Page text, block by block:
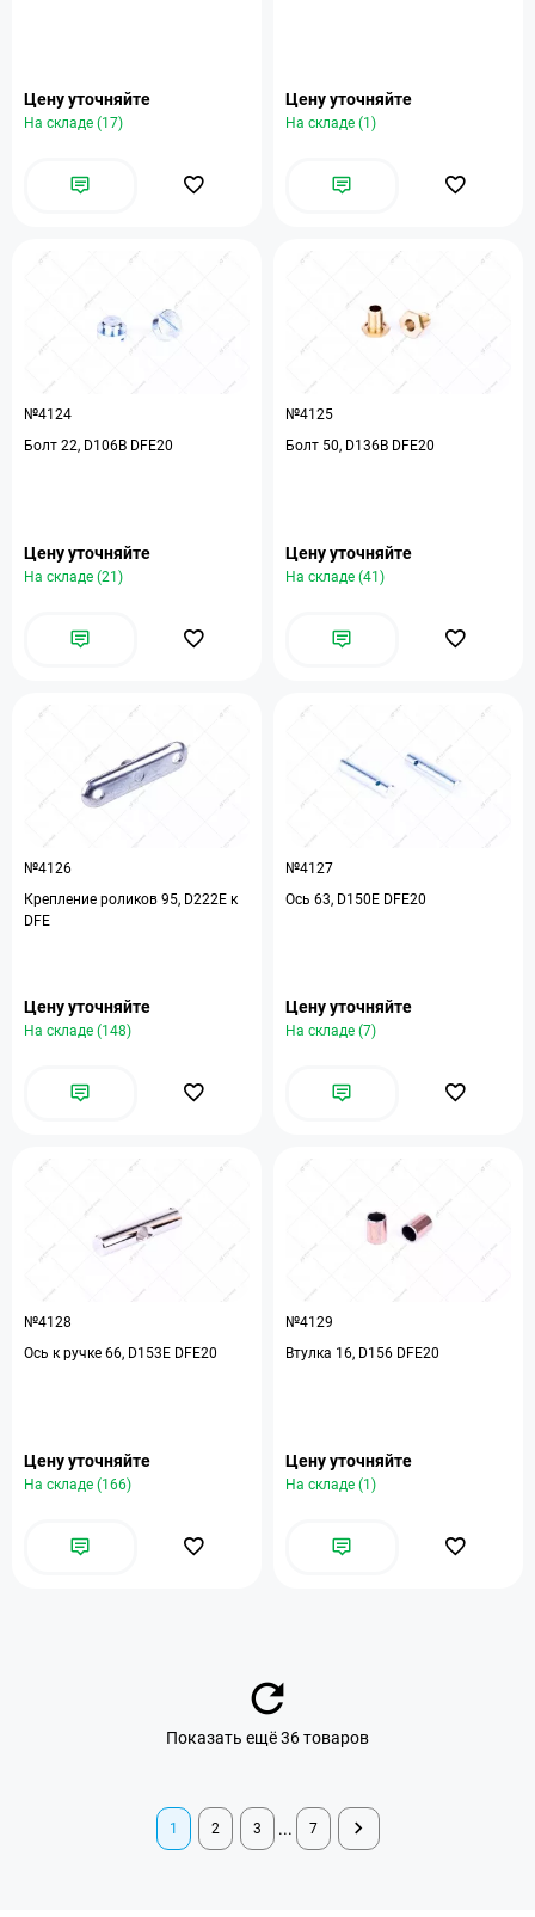
Цену уточняйте
На складе (17)
Цену уточняйте
На складе (1)
№4124
Болт 22, D106B DFE20
Цену уточняйте
На складе (21)
№4125
Болт 50, D136В DFE20
Цену уточняйте
На складе (41)
№4126
Крепление роликов 95, D222E к
DFE
Цену уточняйте
На складе (148)
№4127
Ось 63, D150Е DFE20
Цену уточняйте
На складе (7)
№4128
Ось к ручке 66, D153E DFE20
Цену уточняйте
На складе (166)
№4129
Втулка 16, D156 DFE20
Цену уточняйте
На складе (1)
Показать ещё 36 товаров
1 2 3 ... 7